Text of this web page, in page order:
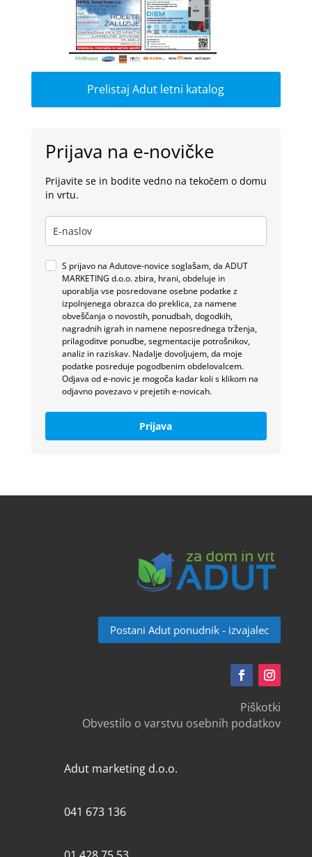
Prelistaj Adut letni katalog
Prijava na e-novičke
Prijavite se in bodite vedno na tekočem o domu
in vrtu.
S prijavo na Adutove-novice soglašam, da ADUT
MARKETING d.o.o. zbira, hrani, obdeluje in
uporablja vse posredovane osebne podatke z
izpolnjenega obrazca do preklica, za namene
obveščanja o novostih, ponudbah, dogodkih,
nagradnih igrah in namene neposrednega trženja,
prilagoditve ponudbe, segmentacije potrošnikov,
analiz in raziskav. Nadalje dovoljujem, da moje
podatke posreduje pogodbenim obdelovalcem.
Odjava od e-novic je mogoča kadar koli s klikom na
odjavno povezavo v prejetih e-novicah.
Prijava
Postani Adut ponudnik - izvajalec
Piškotki
Obvestilo o varstvu osebnih podatkov
Adut marketing d.o.o.
041 673 136